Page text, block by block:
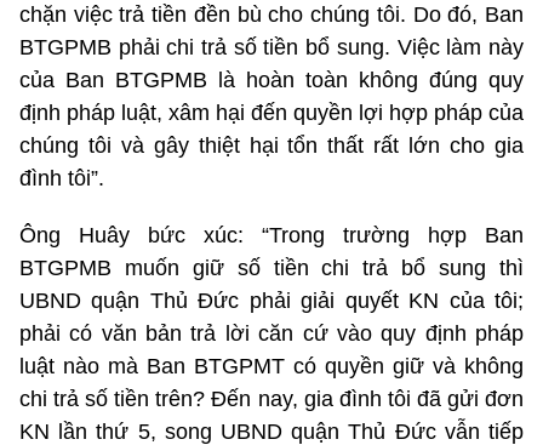
chặn việc trả tiền đền bù cho chúng tôi. Do đó, Ban
BTGPMB phải chi trả số tiền bổ sung. Việc làm này
của Ban BTGPMB là hoàn toàn không đúng quy
định pháp luật, xâm hại đến quyền lợi hợp pháp của
chúng tôi và gây thiệt hại tổn thất rất lớn cho gia
đình tôi”.
Ông Huây bức xúc: “Trong trường hợp Ban
BTGPMB muốn giữ số tiền chi trả bổ sung thì
UBND quận Thủ Đức phải giải quyết KN của tôi;
phải có văn bản trả lời căn cứ vào quy định pháp
luật nào mà Ban BTGPMT có quyền giữ và không
chi trả số tiền trên? Đến nay, gia đình tôi đã gửi đơn
KN lần thứ 5, song UBND quận Thủ Đức vẫn tiếp